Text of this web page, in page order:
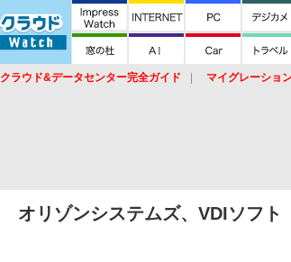
クラウド&データセンター完全ガイド マイグレーショ
オリゾンシステムズ、VDIソフ